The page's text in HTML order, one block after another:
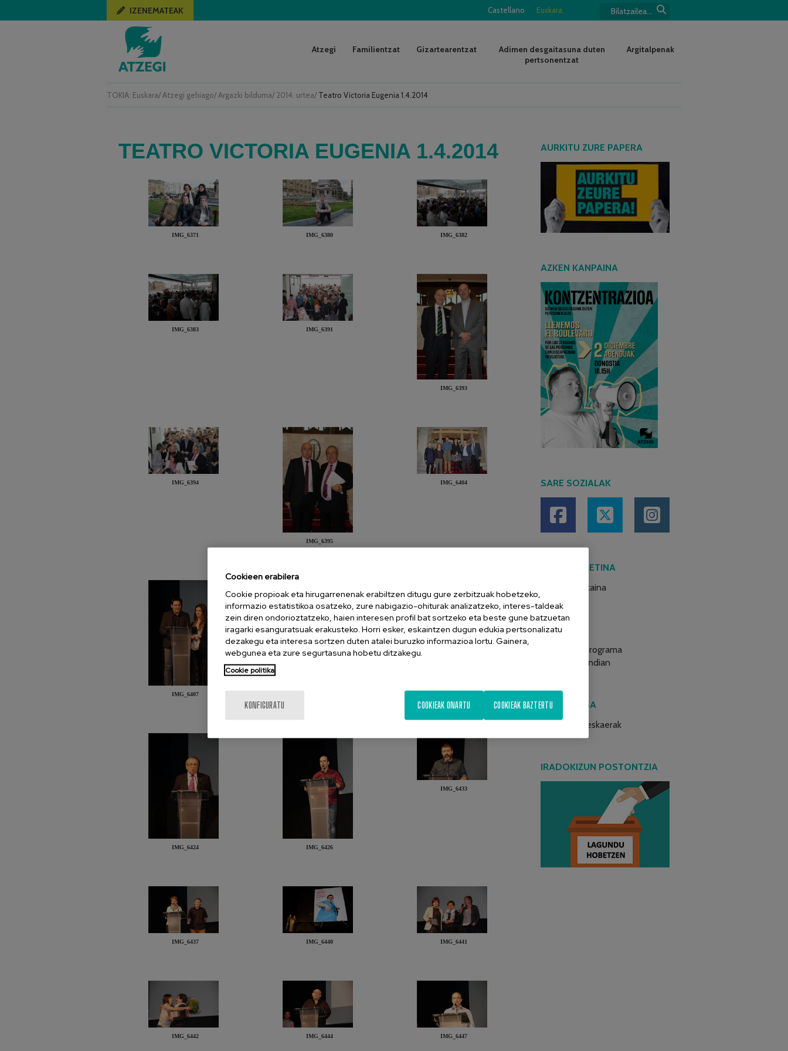
TOKIA: Euskara/ Atzegi gehiago/ Argazki bilduma/ 2014. urtea/ Teatro Victoria Eugenia 1.4.2014
Castellano Euskara
IZENEMATEAK
Atzegi Familientzat Gizartearentzat
Adimen desgaitasuna duten
pertsonentzat
Argitalpenak
TEATRO VICTORIA EUGENIA 1.4.2014
IMG_6371 IMG_6380 IMG_6382
IMG_6383 IMG_6391
IMG_6393
IMG_6394
IMG_6395
IMG_6404
IMG_6407
IMG_6424 IMG_6426
IMG_6433
IMG_6437 IMG_6440 IMG_6441
IMG_6442 IMG_6444 IMG_6447
AURKITU ZURE PAPERA
AZKEN KANPAINA
SARE SOZIALAK
AZKEN BULETINA
2026ko ekaina
BLOG-AK
Atseden programa
Atzegi Mendian
LAN POLTSA
Lanpostu eskaerak
IRADOKIZUN POSTONTZIA
Cookieen erabilera
Cookie propioak eta hirugarrenenak erabiltzen ditugu gure zerbitzuak hobetzeko,
informazio estatistikoa osatzeko, zure nabigazio-ohiturak analizatzeko, interes-taldeak
zein diren ondorioztatzeko, haien interesen profil bat sortzeko eta beste gune batzuetan
iragarki esanguratsuak erakusteko. Horri esker, eskaintzen dugun edukia pertsonalizatu
dezakegu eta interesa sortzen duten atalei buruzko informazioa lortu. Gainera,
webgunea eta zure segurtasuna hobetu ditzakegu.
Cookie politika
KONFIGURATU COOKIEAK BAZTERTU
COOKIEAK ONARTU